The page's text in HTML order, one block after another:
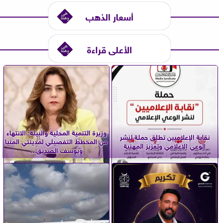
أسعار الذهب
الأعلى قراءة
نقابة الإعلاميين تطلق حملة لنشر
الوعي الإعلامي وتعزيز المهنية
وزيرة التنمية المحلية والبيئة: الانتهاء
من المخطط التفصيلي لمدينتي المنيا
ويوسف الصديق...